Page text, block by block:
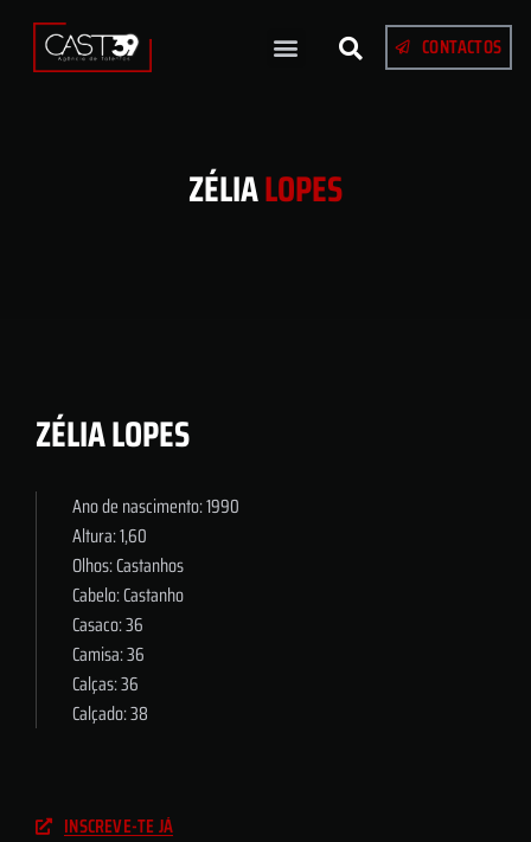
CONTACTOS
ZÉLIALOPES
ZÉLIA LOPES
Ano de nascimento: 1990
Altura: 1,60
Olhos: Castanhos
Cabelo: Castanho
Casaco: 36
Camisa: 36
Calças: 36
Calçado: 38
INSCREVE-TE JÁ